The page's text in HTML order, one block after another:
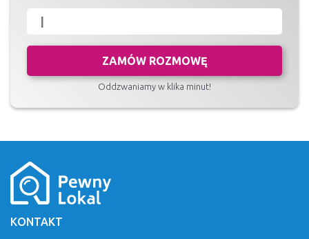
ZAMÓW ROZMOWĘ
Oddzwaniamy w klika minut!
KONTAKT